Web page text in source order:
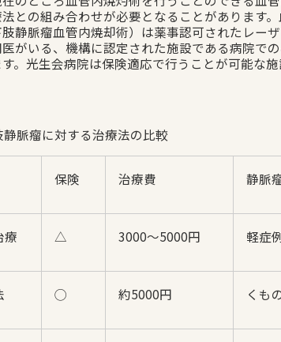
との組み合わせが必要となることがあります
肢静脈瘤血管内焼却術）は薬事認可されたレー
がいる、機構に認定された施設である病院で
。光生会病院は保険適応で行うことが可能な
脈瘤に対する治療法の比較
保険 治療費 静脈
療 △ 3000〜5000円 軽症
◯ 約5000円 くも